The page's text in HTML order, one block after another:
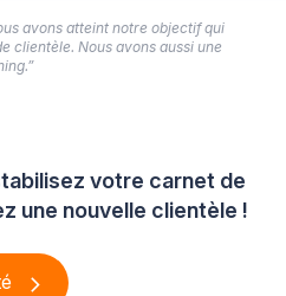
votre carnet de
une nouvelle clientèle !
avons atteint notre objectif qui
clientèle. Nous avons aussi une